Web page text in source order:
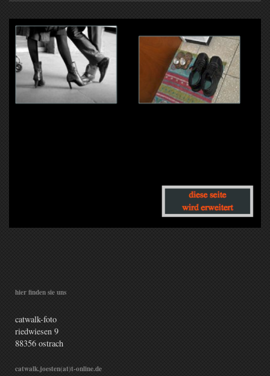
hier finden sie uns
catwalk-foto
riedwiesen 9
88356 ostrach
catwalk.joesten(at)t-online.de